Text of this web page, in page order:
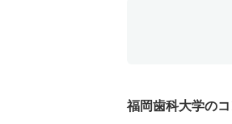
福岡歯科大学の